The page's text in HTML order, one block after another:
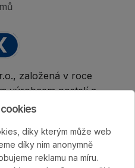
založená v roce
výrobcem postelí a
díky kterým může web
díky nim anonymně
reklamu na míru.